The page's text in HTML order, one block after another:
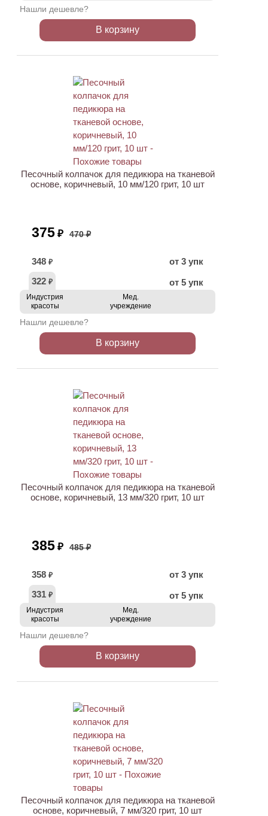
Нашли дешевле?
В корзину
Песочный колпачок для педикюра на тканевой
основе, коричневый, 10 мм/120 грит, 10 шт
375 ₽ 470 ₽
348 ₽
от 3 упк
322 ₽ от 5 упк
Индустрия
красоты
Мед.
учреждение
Нашли дешевле?
В корзину
Песочный колпачок для педикюра на тканевой
основе, коричневый, 13 мм/320 грит, 10 шт
385 ₽ 485 ₽
358 ₽
от 3 упк
331 ₽ от 5 упк
Индустрия
красоты
Мед.
учреждение
Нашли дешевле?
В корзину
Песочный колпачок для педикюра на тканевой
основе, коричневый, 7 мм/320 грит, 10 шт